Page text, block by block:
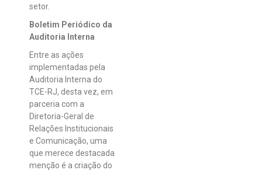
setor.
Boletim Periódico da
Auditoria Interna
Entre as ações
implementadas pela
Auditoria Interna do
TCE-RJ, desta vez, em
parceria com a
Diretoria-Geral de
Relações Institucionais
e Comunicação, uma
que merece destacada
menção é a criação do